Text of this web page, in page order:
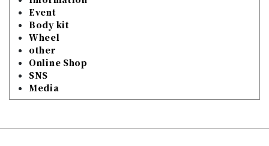
Event
Body kit
Wheel
other
Online Shop
SNS
Media